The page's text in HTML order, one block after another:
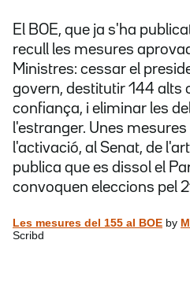
El BOE, que ja s'ha
recull les mesures
Ministres: cessar el
govern, destitutir 144 alts
confiança, i eliminar les
l'estranger. Unes
l'activació, al Senat, de
publica que es dissol el
convoquen eleccions pel
Les mesures del 155 al BOE by
Scribd